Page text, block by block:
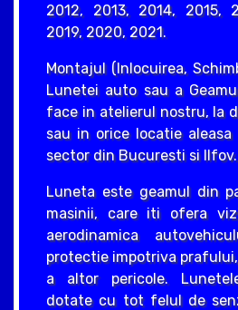
2012, 2013, 2014, 2015,
2019, 2020, 2021.
Montajul (Inlocuirea,
Lunetei auto sau a
face in atelierul nostru, la
sau in orice locatie
sector din Bucuresti si Ilfov.
Luneta este geamul din
masinii, care iti ofera
aerodinamica
protectie impotriva
a altor pericole.
dotate cu tot felul de